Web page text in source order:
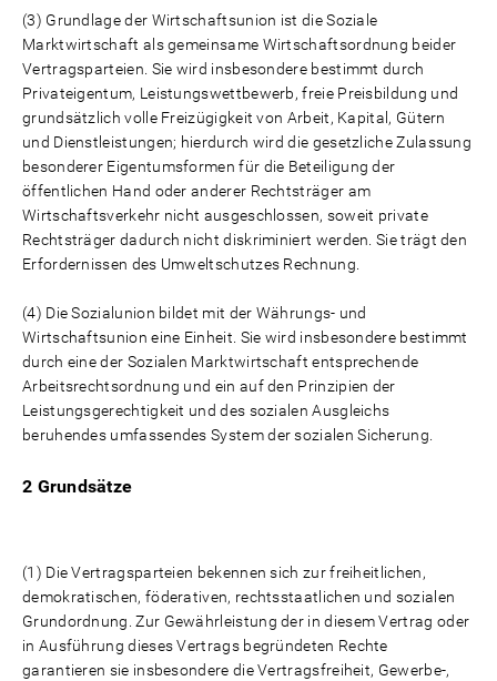
(3) Grundlage der Wirtschaftsunion ist die Soziale
Marktwirtschaft als gemeinsame Wirtschaftsordnung beider
Vertragsparteien. Sie wird insbesondere bestimmt durch
Privateigentum, Leistungswettbewerb, freie Preisbildung und
grundsätzlich volle Freizügigkeit von Arbeit, Kapital, Gütern
und Dienstleistungen; hierdurch wird die gesetzliche Zulassung
besonderer Eigentumsformen für die Beteiligung der
öffentlichen Hand oder anderer Rechtsträger am
Wirtschaftsverkehr nicht ausgeschlossen, soweit private
Rechtsträger dadurch nicht diskriminiert werden. Sie trägt den
Erfordernissen des Umweltschutzes Rechnung.
(4) Die Sozialunion bildet mit der Währungs- und
Wirtschaftsunion eine Einheit. Sie wird insbesondere bestimmt
durch eine der Sozialen Marktwirtschaft entsprechende
Arbeitsrechtsordnung und ein auf den Prinzipien der
Leistungsgerechtigkeit und des sozialen Ausgleichs
beruhendes umfassendes System der sozialen Sicherung.
2 Grundsätze
(1) Die Vertragsparteien bekennen sich zur freiheitlichen,
demokratischen, föderativen, rechtsstaatlichen und sozialen
Grundordnung. Zur Gewährleistung der in diesem Vertrag oder
in Ausführung dieses Vertrags begründeten Rechte
garantieren sie insbesondere die Vertragsfreiheit, Gewerbe-,